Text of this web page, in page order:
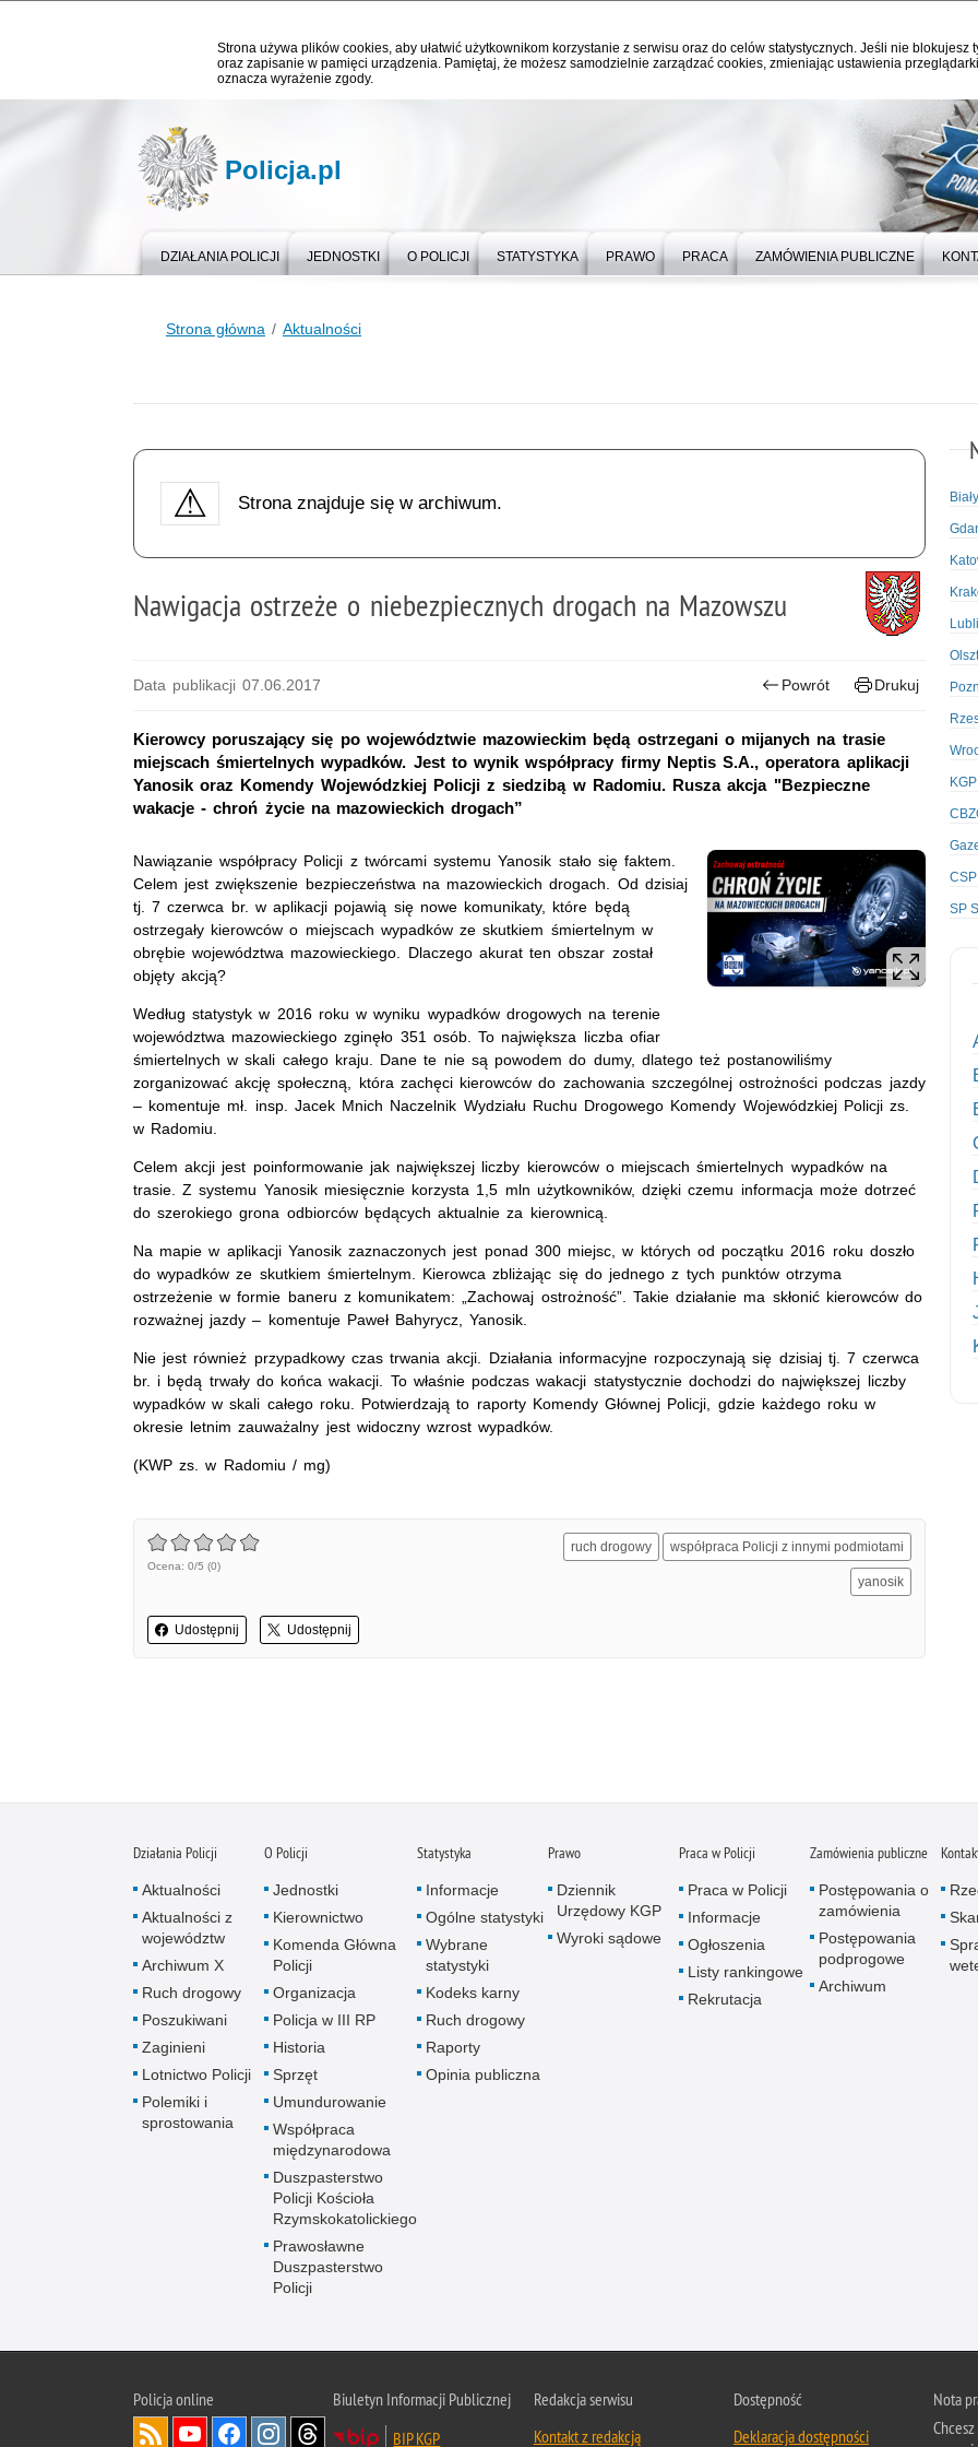
Strona używa plików cookies, aby ułatwić użytkownikom korzystanie z serwisu oraz do celów statystycznych. Jeśli nie blokujesz
oraz zapisanie w pamięci urządzenia. Pamiętaj, że możesz samodzielnie zarządzać cookies, zmieniając ustawienia
oznacza wyrażenie zgody.
Policja.pl
DZIAŁANIA POLICJI JEDNOSTKI O POLICJI STATYSTYKA PRAWO PRACA ZAMÓWIENIA PUBLICZNE
Strona główna Aktualności
Strona znajduje się w archiwum.
Nawigacja ostrzeże o niebezpiecznych drogach na Mazowszu
Data publikacji 07.06.2017 Powrót Drukuj
Kierowcy poruszający się po województwie mazowieckim będą ostrzegani o mijanych na trasie
miejscach śmiertelnych wypadków. Jest to wynik współpracy firmy Neptis S.A., operatora aplikacji
Yanosik oraz Komendy Wojewódzkiej Policji z siedzibą w Radomiu. Rusza akcja "Bezpieczne
wakacje - chroń życie na mazowieckich drogach”
Nawiązanie współpracy Policji z twórcami systemu Yanosik stało się faktem.
Celem jest zwiększenie bezpieczeństwa na mazowieckich drogach. Od dzisiaj
tj. 7 czerwca br. w aplikacji pojawią się nowe komunikaty, które będą
ostrzegały kierowców o miejscach wypadków ze skutkiem śmiertelnym w
obrębie województwa mazowieckiego. Dlaczego akurat ten obszar został
objęty akcją?
Według statystyk w 2016 roku w wyniku wypadków drogowych na terenie
województwa mazowieckiego zginęło 351 osób. To największa liczba ofiar
śmiertelnych w skali całego kraju. Dane te nie są powodem do dumy, dlatego też postanowiliśmy
zorganizować akcję społeczną, która zachęci kierowców do zachowania szczególnej ostrożności podczas jazdy
– komentuje mł. insp. Jacek Mnich Naczelnik Wydziału Ruchu Drogowego Komendy Wojewódzkiej Policji zs.
w Radomiu.
Celem akcji jest poinformowanie jak największej liczby kierowców o miejscach śmiertelnych wypadków na
trasie. Z systemu Yanosik miesięcznie korzysta 1,5 mln użytkowników, dzięki czemu informacja może dotrzeć
do szerokiego grona odbiorców będących aktualnie za kierownicą.
Na mapie w aplikacji Yanosik zaznaczonych jest ponad 300 miejsc, w których od początku 2016 roku doszło
do wypadków ze skutkiem śmiertelnym. Kierowca zbliżając się do jednego z tych punktów otrzyma
ostrzeżenie w formie baneru z komunikatem: „Zachowaj ostrożność”. Takie działanie ma skłonić kierowców do
rozważnej jazdy – komentuje Paweł Bahyrycz, Yanosik.
Nie jest również przypadkowy czas trwania akcji. Działania informacyjne rozpoczynają się dzisiaj tj. 7 czerwca
br. i będą trwały do końca wakacji. To właśnie podczas wakacji statystycznie dochodzi do największej liczby
wypadków w skali całego roku. Potwierdzają to raporty Komendy Głównej Policji, gdzie każdego roku w
okresie letnim zauważalny jest widoczny wzrost wypadków.
(KWP zs. w Radomiu / mg)
Ocena: 0/5 (0)
Udostępnij Udostępnij
ruch drogowy współpraca Policji z innymi podmiotami
yanosik
KGP
SP
Działania Policji
Aktualności
Aktualności z
województw
Archiwum X
Ruch drogowy
Poszukiwani
Zaginieni
Lotnictwo Policji
Polemiki i
sprostowania
O Policji
Jednostki
Kierownictwo
Komenda Główna
Policji
Organizacja
Policja w III RP
Historia
Sprzęt
Umundurowanie
Współpraca
międzynarodowa
Duszpasterstwo
Policji Kościoła
Rzymskokatolickiego
Prawosławne
Duszpasterstwo
Policji
Statystyka
Informacje
Ogólne statystyki
Wybrane
statystyki
Kodeks karny
Ruch drogowy
Raporty
Opinia publiczna
Prawo
Dziennik
Urzędowy KGP
Wyroki sądowe
Praca w Policji
Praca w Policji
Informacje
Ogłoszenia
Listy rankingowe
Rekrutacja
Zamówienia publiczne
Postępowania o
zamówienia
Postępowania
podprogowe
Archiwum
Policjaonline
Biuletyn Informacji Publicznej
BIP KGP
Redakcja serwisu
Kontakt z redakcją
Dostępność
Deklaracja dostępności
Nota